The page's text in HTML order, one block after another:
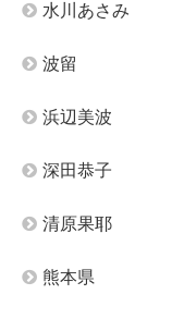
水川あさみ
波留
浜辺美波
深田恭子
清原果耶
熊本県